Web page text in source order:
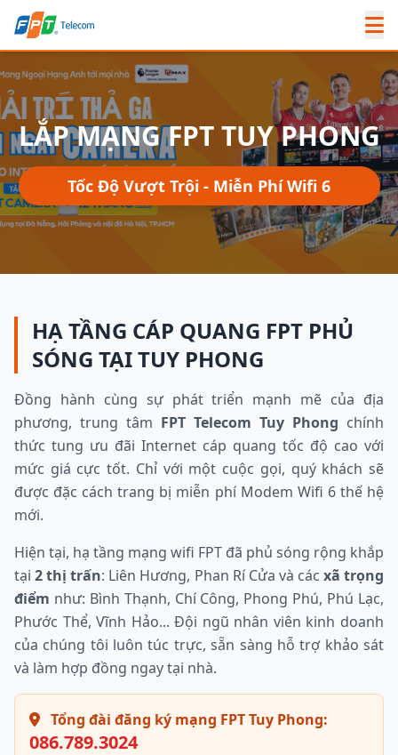
LẮP MẠNG FPT TUY PHONG
Tốc Độ Vượt Trội - Miễn Phí Wifi 6
HẠ TẦNG CÁP QUANG FPT PHỦ
SÓNG TẠI TUY PHONG
Đồng hành cùng sự phát triển mạnh mẽ của địa
phương, trung tâm FPT Telecom Tuy Phong chính
thức tung ưu đãi Internet cáp quang tốc độ cao với
mức giá cực tốt. Chỉ với một cuộc gọi, quý khách sẽ
được đặc cách trang bị miễn phí Modem Wifi 6 thế hệ
mới.
Hiện tại, hạ tầng mạng wifi FPT đã phủ sóng rộng khắp
tại2 thị trấn: Liên Hương, Phan Rí Cửa và các xã trọng
điểm như: Bình Thạnh, Chí Công, Phong Phú, Phú Lạc,
Phước Thể, Vĩnh Hảo... Đội ngũ nhân viên kinh doanh
của chúng tôi luôn túc trực, sẵn sàng hỗ trợ khảo sát
và làm hợp đồng ngay tại nhà.
Tổng đài đăng ký mạng FPT Tuy Phong:
086.789.3024